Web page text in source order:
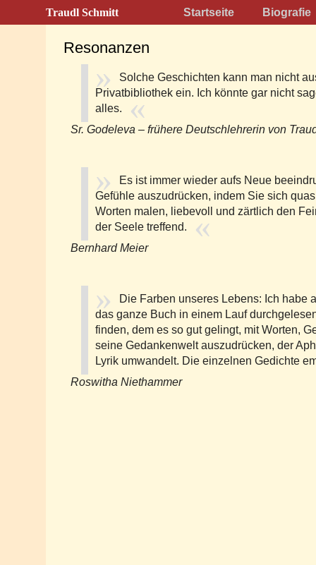
Traudl Schmitt Startseite Biografie
Resonanzen
Solche Geschichten kann man nicht
Privatbibliothek ein. Ich könnte gar nicht
alles.
Sr. Godeleva – frühere Deutschlehrerin von
Es ist immer wieder aufs Neue
Gefühle auszudrücken, indem Sie sich
Worten malen, liebevoll und zärtlich den
der Seele treffend.
Bernhard Meier
Die Farben unseres Lebens: Ich habe
das ganze Buch in einem Lauf
finden, dem es so gut gelingt, mit Worten,
seine Gedankenwelt auszudrücken, der
Lyrik umwandelt. Die einzelnen Gedichte
Roswitha Niethammer